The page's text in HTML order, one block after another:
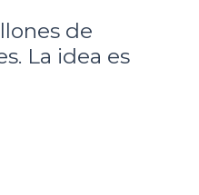
de
La idea es